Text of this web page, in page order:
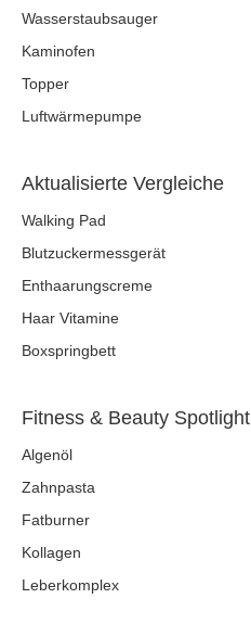
Wasserstaubsauger
Kaminofen
Topper
Luftwärmepumpe
Aktualisierte Vergleiche
Walking Pad
Blutzuckermessgerät
Enthaarungscreme
Haar Vitamine
Boxspringbett
Fitness & Beauty Spotlight
Algenöl
Zahnpasta
Fatburner
Kollagen
Leberkomplex